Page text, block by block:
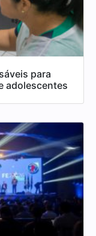
para
adolescentes